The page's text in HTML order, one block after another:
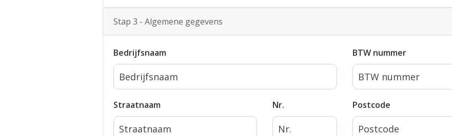
Stap 3 - Algemene gegevens
Bedrijfsnaam BTW nummer
Straatnaam Nr. Postcode